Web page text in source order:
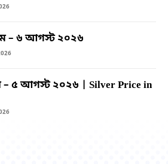
– ৬ আগস্ট ২০২৬
৫ আগস্ট ২০২৬ | Silver Price in